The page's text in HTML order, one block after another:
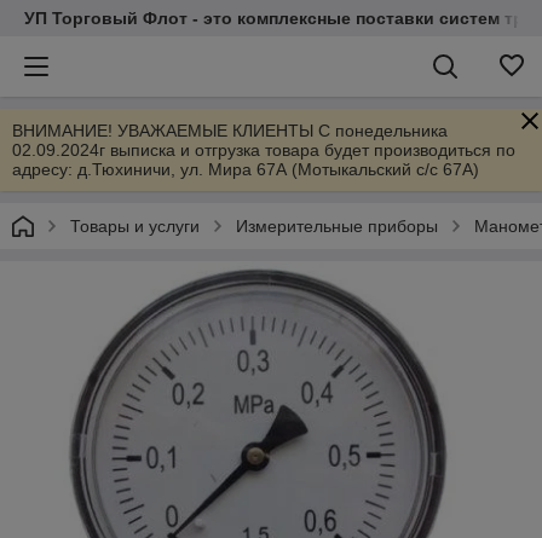
УП Торговый Флот - это комплексные поставки систем
ВНИМАНИЕ! УВАЖАЕМЫЕ КЛИЕНТЫ С понедельника
02.09.2024г выписка и отгрузка товара будет производиться по
адресу: д.Тюхиничи, ул. Мира 67А (Мотыкальский с/с 67А)
Товары и услуги Измерительные приборы